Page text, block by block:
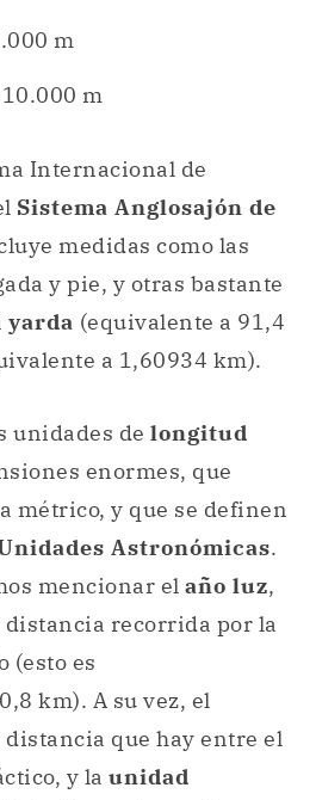
m
m
Internacional de
Sistema Anglosajón de
medidas como las
y pie, y otras bastante
yarda (equivalente a 91,4
a 1,60934 km).
unidades de longitud
enormes, que
métrico, y que se definen
Astronómicas.
mencionar el año luz,
distancia recorrida por la
(esto es
km). A su vez, el
distancia que hay entre el
y la unidad